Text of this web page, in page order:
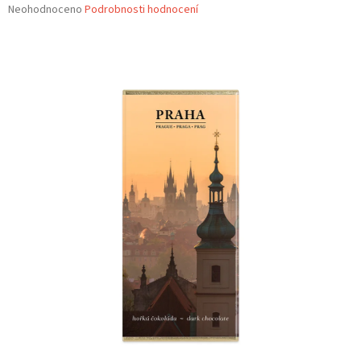
Průměrné
Neohodnoceno Podrobnosti hodnocení